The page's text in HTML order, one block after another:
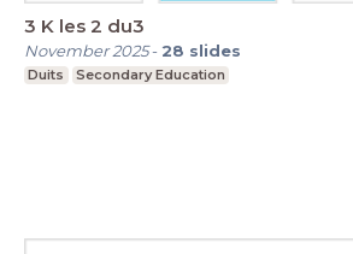
3 K les 2 du3
November 2025- 28 slides
Duits Secondary Education